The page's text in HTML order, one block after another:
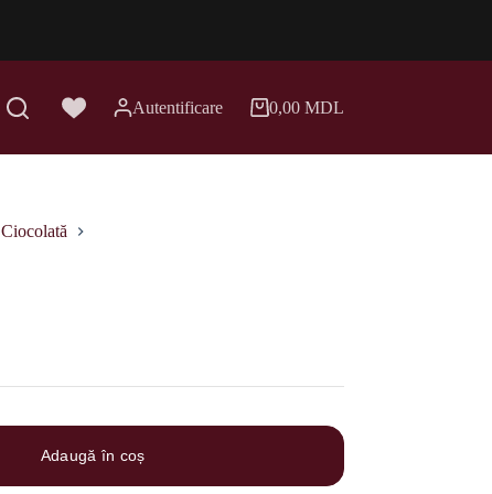
Autentificare
Coș
cumpărături
0,00 MDL
Ciocolată
Adaugă în coș